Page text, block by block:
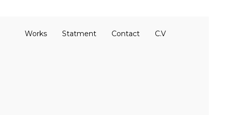
Works Statment Contact C.V